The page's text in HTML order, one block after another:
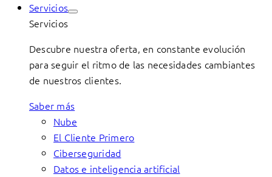
Servicios
Servicios
Descubre nuestra oferta, en constante evolución
para seguir el ritmo de las necesidades cambiantes
de nuestros clientes.
Saber más
Nube
El Cliente Primero
Ciberseguridad
Datos e inteligencia artificial